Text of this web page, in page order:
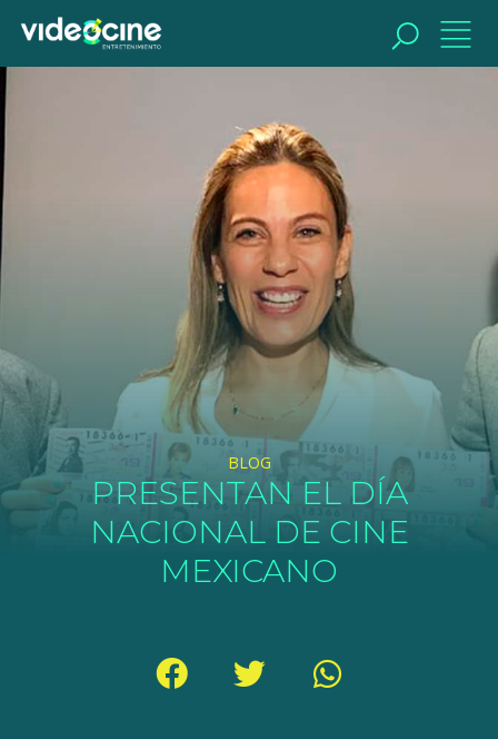
BLOG
PRESENTAN EL DÍA
NACIONAL DE CINE
MEXICANO